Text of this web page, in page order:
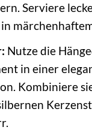
Serviere
Nutze die
in einer
Kombiniere